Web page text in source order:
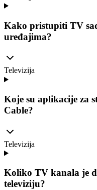
Kako pristupiti TV
uređajima?
Televizija
Koje su aplikacije za
Cable?
Televizija
Koliko TV kanala je
televiziju?